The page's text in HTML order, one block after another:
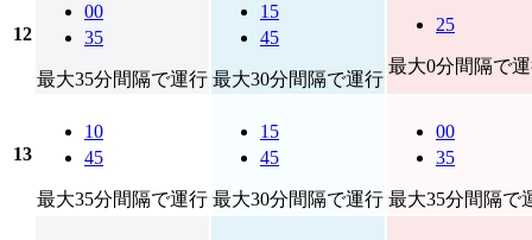
12
00
35
最大35分間隔で運行
15
45
最大30分間隔で運行
25
最大0分間隔で
13
10
45
最大35分間隔で運行
15
45
最大30分間隔で運行
00
35
最大35分間隔で